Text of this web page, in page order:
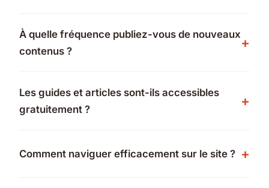
À quelle fréquence publiez-vous de nouveaux
contenus ?
Les guides et articles sont-ils accessibles
gratuitement ?
Comment naviguer efficacement sur le site ?